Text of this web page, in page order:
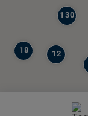
130
12
18